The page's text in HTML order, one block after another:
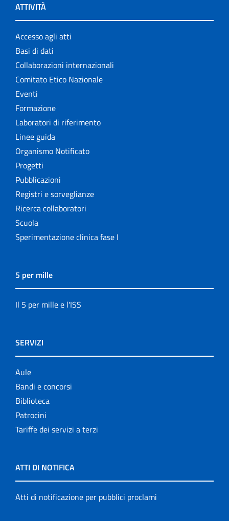
ATTIVITÀ
Accesso agli atti
Basi di dati
Collaborazioni internazionali
Comitato Etico Nazionale
Eventi
Formazione
Laboratori di riferimento
Linee guida
Organismo Notificato
Progetti
Pubblicazioni
Registri e sorveglianze
Ricerca collaboratori
Scuola
Sperimentazione clinica fase I
5 per mille
Il 5 per mille e l'ISS
SERVIZI
Aule
Bandi e concorsi
Biblioteca
Patrocini
Tariffe dei servizi a terzi
ATTI DI NOTIFICA
Atti di notificazione per pubblici proclami